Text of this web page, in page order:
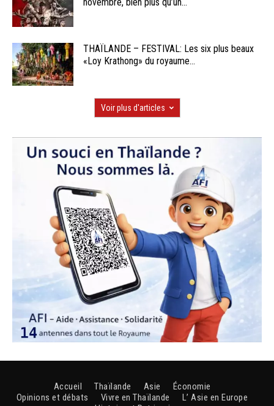
THAÏLANDE – FESTIVAL: Les six plus beaux
«Loy Krathong» du royaume...
Voir plus d'articles
Accueil Thaïlande Asie
Économie
Opinions et débats
Vivre en Thaïlande
L’ Asie en Europe